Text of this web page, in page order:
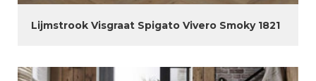
Lijmstrook Visgraat Spigato Vivero Smoky 1821